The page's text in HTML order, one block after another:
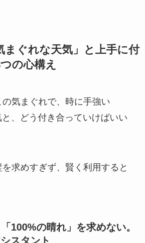
まぐれな天気」と上手に付
の心構え
気まぐれで、時に手強い
と、どう付き合っていけばいい
求めすぎず、賢く利用すると
100%の晴れ」を求めない。
スタント